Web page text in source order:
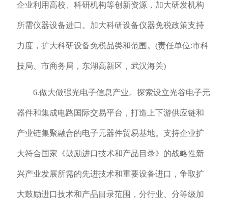
企业利用高校、科研机构等创新资源，加大研发机构
所需仪器设备进口。加大科研设备仪器免税政策支持
力度，扩大科研设备免税品类和范围。(责任单位:市科
技局、市商务局，东湖高新区，武汉海关)
6.做大做强光电子信息产业。探索设立光谷电子元
器件和集成电路国际交易平台，打造上下游供应链和
产业链集聚融合的电子元器件贸易基地。支持企业扩
大符合国家《鼓励进口技术和产品目录》的战略性新
兴产业发展所需的先进技术和重要设备进口，争取扩
大鼓励进口技术和产品目录范围，分行业、分等级加